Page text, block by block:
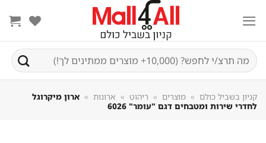
חיפוש
עבור:
קניון בשביל כולם » מוצרים » ריהוט » ארונות » ארון מיקרוגל
לחדרי שירות ומטבחים דגם "עומר" 6026